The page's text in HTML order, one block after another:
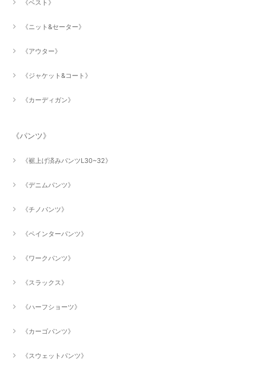
《ベスト》
《ニット&セーター》
《アウター》
《ジャケット&コート》
《カーディガン》
《パンツ》
《裾上げ済みパンツL30~32》
《デニムパンツ》
《チノパンツ》
《ペインターパンツ》
《ワークパンツ》
《スラックス》
《ハーフショーツ》
《カーゴパンツ》
《スウェットパンツ》